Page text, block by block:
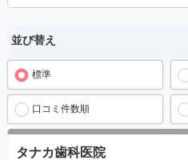
並び替え
標準
口コミ件数順
タナカ歯科医院